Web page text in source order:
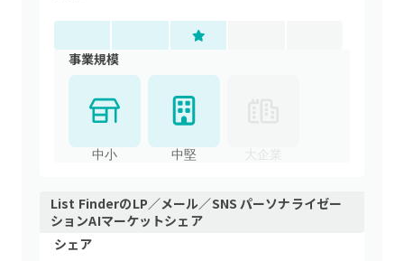
事業規模
中小 中堅 大企業
List FinderのLP／メール／SNS パーソナライゼー
ションAIマーケットシェア
シェア